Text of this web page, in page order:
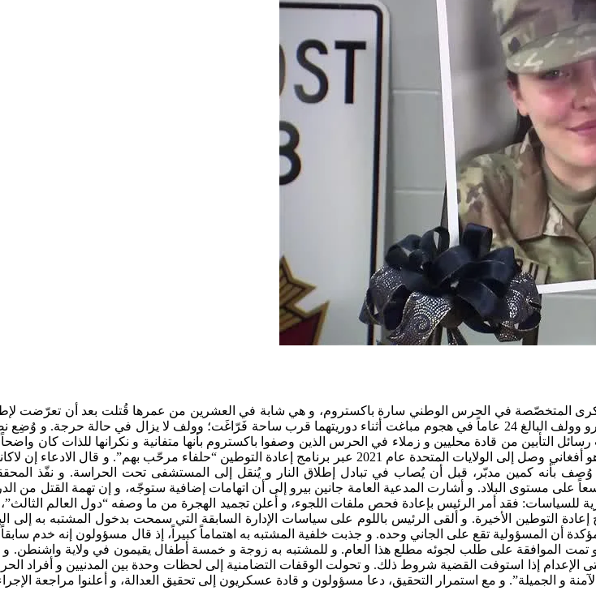
ذكرى المتخصّصة في الحرس الوطني سارة باكستروم، و هي شابة في العشرين من عمرها قُتلت بعد أن تعرّضت
النار أثناء أداء مهامها قرب البيت الأبيض. و كان قد جرى استهداف باكستروم و الرقيب أندرو وولف البالغ 24 عاماً في هجوم مباغت أثناء دوريتهما قرب ساحة فَرّاغَت؛ وولف لا يزال في حالة حرجة.
التأبين من قادة محليين و زملاء في الحرس الذين وصفوا باكستروم بأنها متفانية و نكرانها للذات كان
كل مهامها. و حدّدت السلطات هوية المشتبه به بأنه رحمن الله لاكانوال، و يبلغ 29 عاماً، و هو أفغاني وصل إلى الولايات المتحدة عام 2021 عبر برنامج إعادة التوطين “حلفاء مرحّب بهم”. و قال الادعاء
واشنطن إلى العاصمة، و استخدم مسدس ماغنوم .357 في هجوم وُصف بأنه كمين مدبّر، قبل أن يُصاب في تبادل إطلاق النار و يُنقل إلى المستشفى تحت الحراسة. و نفّذ
على مستوى البلاد. و أشارت المدعية العامة جانين بيرو إلى أن اتهامات إضافية ستوجّه، و إن تهمة القتل من
للسياسات: فقد أمر الرئيس بإعادة فحص ملفات اللجوء، و أعلن تجميد الهجرة من ما وصفه “دول العالم
التوطين الأخيرة. و ألقى الرئيس باللوم على سياسات الإدارة السابقة التي سمحت بدخول المشتبه به إلى
أن المسؤولية تقع على الجاني وحده. و جذبت خلفية المشتبه به اهتماماً كبيراً، إذ قال مسؤولون إنه خدم
و تمت الموافقة على طلب لجوئه مطلع هذا العام. و للمشتبه به زوجة و خمسة أطفال يقيمون في ولاية واشنطن. و
الإعدام إذا استوفت القضية شروط ذلك. و تحولت الوقفات التضامنية إلى لحظات وحدة بين المدنيين و أفراد
الجميلة”. و مع استمرار التحقيق، دعا مسؤولون و قادة عسكريون إلى تحقيق العدالة، و أعلنوا مراجعة